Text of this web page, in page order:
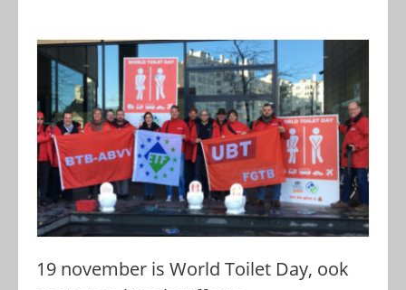
19 november is World Toilet Day, ook